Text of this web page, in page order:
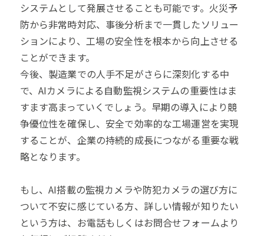
システムとして発展させることも可能です。火災予
防から非常時対応、事後分析まで一貫したソリュー
ションにより、工場の安全性を根本から向上させる
ことができます。
今後、製造業での人手不足がさらに深刻化する中
で、AIカメラによる自動監視システムの重要性はま
すます高まっていくでしょう。早期の導入により競
争優位性を確保し、安全で効率的な工場運営を実現
することが、企業の持続的成長につながる重要な戦
略となります。
もし、AI搭載の監視カメラや防犯カメラの選び方に
ついて不安に感じている方、詳しい情報が知りたい
という方は、お電話もしくはお問合せフォームより